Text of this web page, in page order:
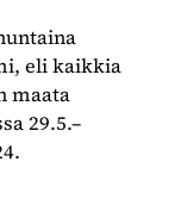
eli kaikkia
maata
29.5.–